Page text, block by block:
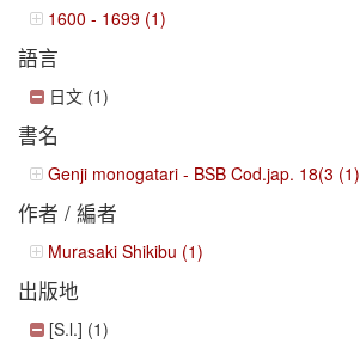
1600 - 1699 (1)
語言
日文 (1)
書名
Genji monogatari - BSB Cod.jap. 18(3 (1)
作者 / 編者
Murasaki Shikibu (1)
出版地
[S.l.] (1)